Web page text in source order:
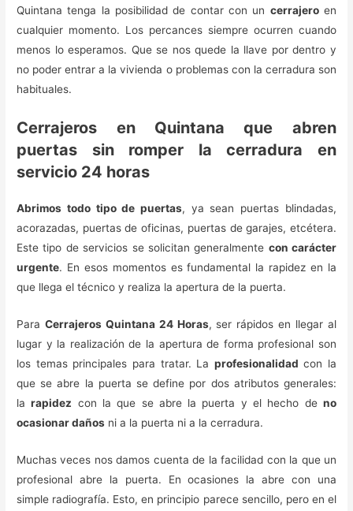
Quintana tenga la posibilidad de contar con un cerrajeroen
cualquier momento. Los percances siempre ocurren cuando
menos lo esperamos. Que se nos quede la llave por dentro y
no poder entrar a la vivienda o problemas con la cerradura son
habituales.
Cerrajeros en Quintana que abren
puertas sin romper la cerradura en
servicio 24 horas
Abrimos todo tipo de puertas, ya sean puertas blindadas,
acorazadas, puertas de oficinas, puertas de garajes, etcétera.
Este tipo de servicios se solicitan generalmente con carácter
urgente. En esos momentos es fundamental la rapidez en la
que llega el técnico y realiza la apertura de la puerta.
Para Cerrajeros Quintana 24 Horas, ser rápidos en llegar al
lugar y la realización de la apertura de forma profesional son
los temas principales para tratar. La profesionalidad con la
que se abre la puerta se define por dos atributos generales:
larapidez con la que se abre la puerta y el hecho de no
ocasionar daños ni a la puerta ni a la cerradura.
Muchas veces nos damos cuenta de la facilidad con la que un
profesional abre la puerta. En ocasiones la abre con una
simple radiografía. Esto, en principio parece sencillo, pero en el